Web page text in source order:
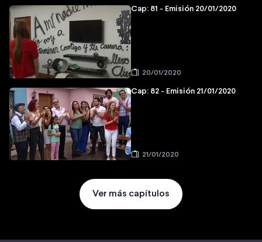
Cap: 81 - Emisión 20/01/2020
20/01/2020
Cap: 82 - Emisión 21/01/2020
21/01/2020
Ver más capítulos